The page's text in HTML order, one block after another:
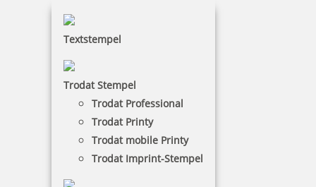
Textstempel
Trodat Stempel
Trodat Professional
Trodat Printy
Trodat mobile Printy
Trodat Imprint-Stempel
COLOP Printer R 40 Datum - 24
Stunden Kissen blau/rot
COLOP Printer R 40 Datum - 24 Stunden Kissen
Hersteller:
Colop
Max. Abdruckmaße: 40 x 40 mm
Kissenfarben: ZWEIFARBIG